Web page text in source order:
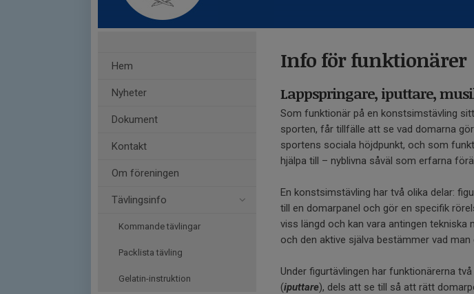
Hem
Nyheter
Dokument
Kontakt
Om föreningen
Tävlingsinfo
Kommande tävlingar
Packlista tävling
Gelatin-instruktion
Info för funktionärer
Lappspringare, iputtare,
Som funktionär på en konstsimstävling
sporten, får tillfälle att se vad domarna
sportens sociala höjdpunkt, och som
hjälpa till – nyblivna såväl som erfarna
En konstsimstävling har två olika delar:
till en domarpanel och gör en specifik
viss längd och kan vara antingen
och den aktive själva bestämmer vad
Under figurtävlingen har funktionärerna
(iputtare), dels att se till så att rätt